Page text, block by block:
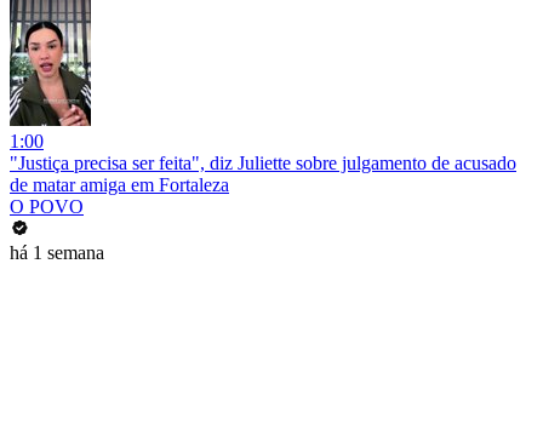
1:00
"Justiça precisa ser feita", diz Juliette sobre julgamento de acusado
de matar amiga em Fortaleza
O POVO
há 1 semana